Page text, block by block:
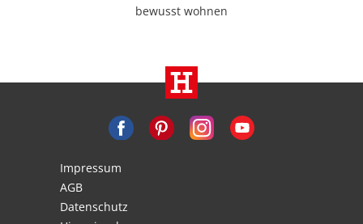
bewusst wohnen
Impressum
AGB
Datenschutz